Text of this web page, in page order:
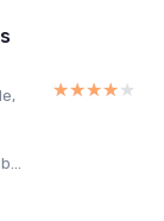
★★★★★
★★★★★